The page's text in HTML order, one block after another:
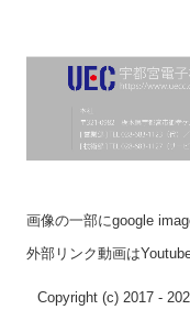
画像の一部にgoogle
外部リンク動画は
Copyright (c) 2017 -